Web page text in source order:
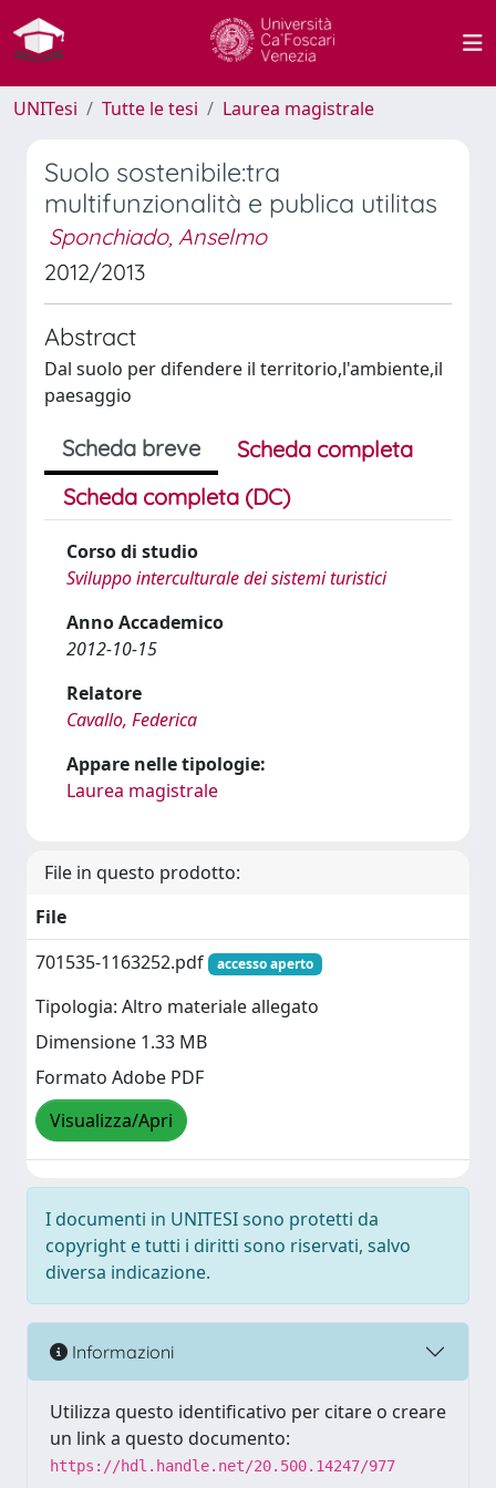
UNITesi Tutte le tesi Laurea magistrale
Suolo sostenibile:tra
multifunzionalità e publica utilitas
Sponchiado, Anselmo
2012/2013
Abstract
Dal suolo per difendere il territorio,l'ambiente,il
paesaggio
Scheda breve
Scheda completa
Scheda completa (DC)
Corso di studio
Sviluppo interculturale dei sistemi turistici
Anno Accademico
2012-10-15
Relatore
Cavallo, Federica
Appare nelle tipologie:
Laurea magistrale
File in questo prodotto:
File
701535-1163252.pdf
accesso aperto
Tipologia: Altro materiale allegato
Dimensione 1.33 MB
Formato Adobe PDF
Visualizza/Apri
I documenti in UNITESI sono protetti da
copyright e tutti i diritti sono riservati, salvo
diversa indicazione.
Informazioni
Utilizza questo identificativo per citare o creare
un link a questo documento:
https://hdl.handle.net/20.500.14247/977